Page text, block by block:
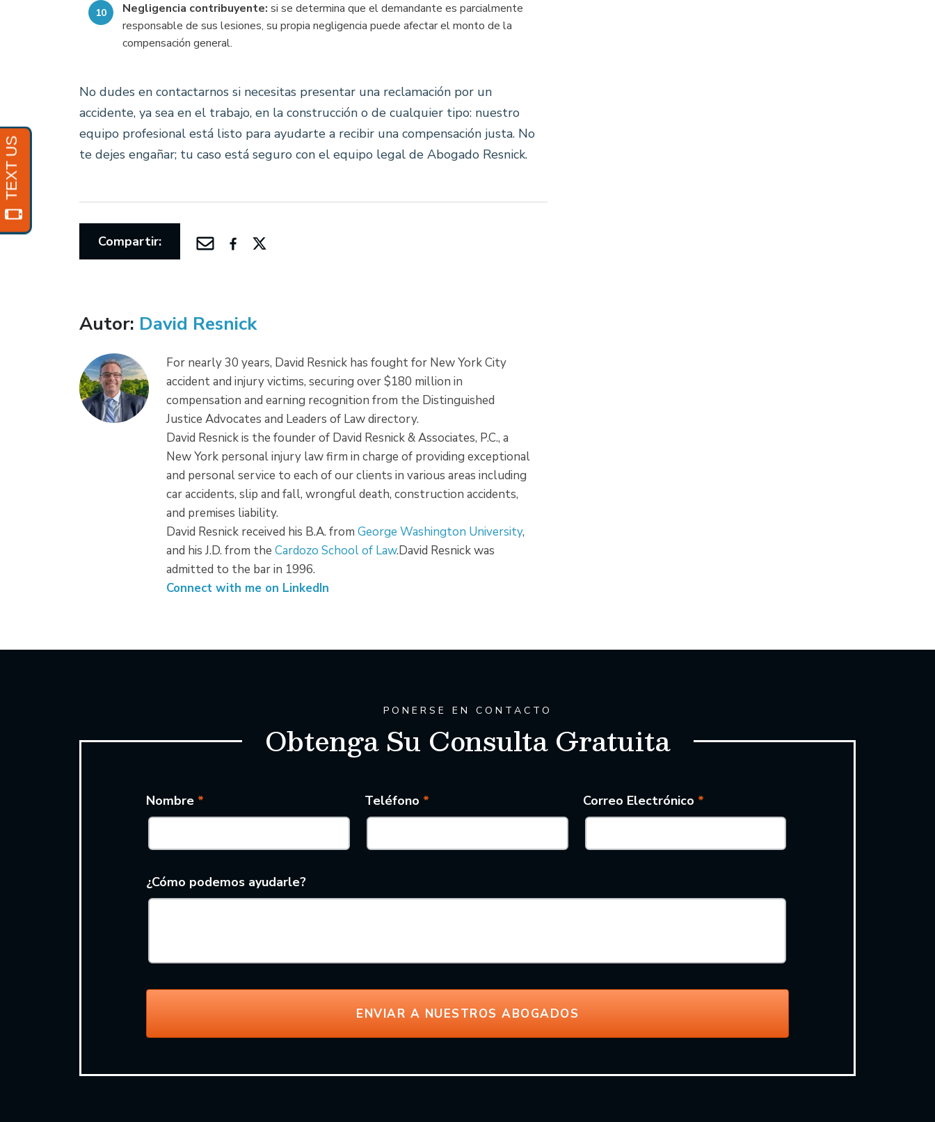
Negligencia contribuyente: si se determina que el demandante es parcialmente
responsable de sus lesiones, su propia negligencia puede afectar el monto de la
compensación general.
No dudes en contactarnos si necesitas presentar una reclamación por un
accidente, ya sea en el trabajo, en la construcción o de cualquier tipo: nuestro
equipo profesional está listo para ayudarte a recibir una compensación justa. No
te dejes engañar; tu caso está seguro con el equipo legal de Abogado Resnick.
Compartir:
Autor: David Resnick
For nearly 30 years, David Resnick has fought for New York City
accident and injury victims, securing over $180 million in
compensation and earning recognition from the Distinguished
Justice Advocates and Leaders of Law directory.
David Resnick is the founder of David Resnick & Associates, P.C., a
New York personal injury law firm in charge of providing exceptional
and personal service to each of our clients in various areas including
car accidents, slip and fall, wrongful death, construction accidents,
and premises liability.
David Resnick received his B.A. from George Washington University,
and his J.D. from the Cardozo School of Law.David Resnick was
admitted to the bar in 1996.
Connect with me on LinkedIn
PONERSE EN CONTACTO
Obtenga Su Consulta Gratuita
Nombre * Teléfono * Correo Electrónico *
¿Cómo podemos ayudarle?